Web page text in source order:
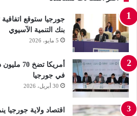
جورجيا ستوقع
بنك التنمية الآسيوي
5 مايو، 2026
أمريكا
في جورجيا
30 أبريل، 2026